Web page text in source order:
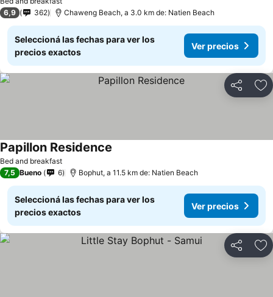
6,9
362 Chaweng Beach, a 3.0 km de: Natien Beach
Seleccioná las fechas para ver los
precios exactos
Ver precios
Compartir
Bed and breakfast
Papillon Residence
7,5 Bueno 6 Bophut, a 11.5 km de: Natien Beach
Seleccioná las fechas para ver los
precios exactos
Ver precios
Compartir